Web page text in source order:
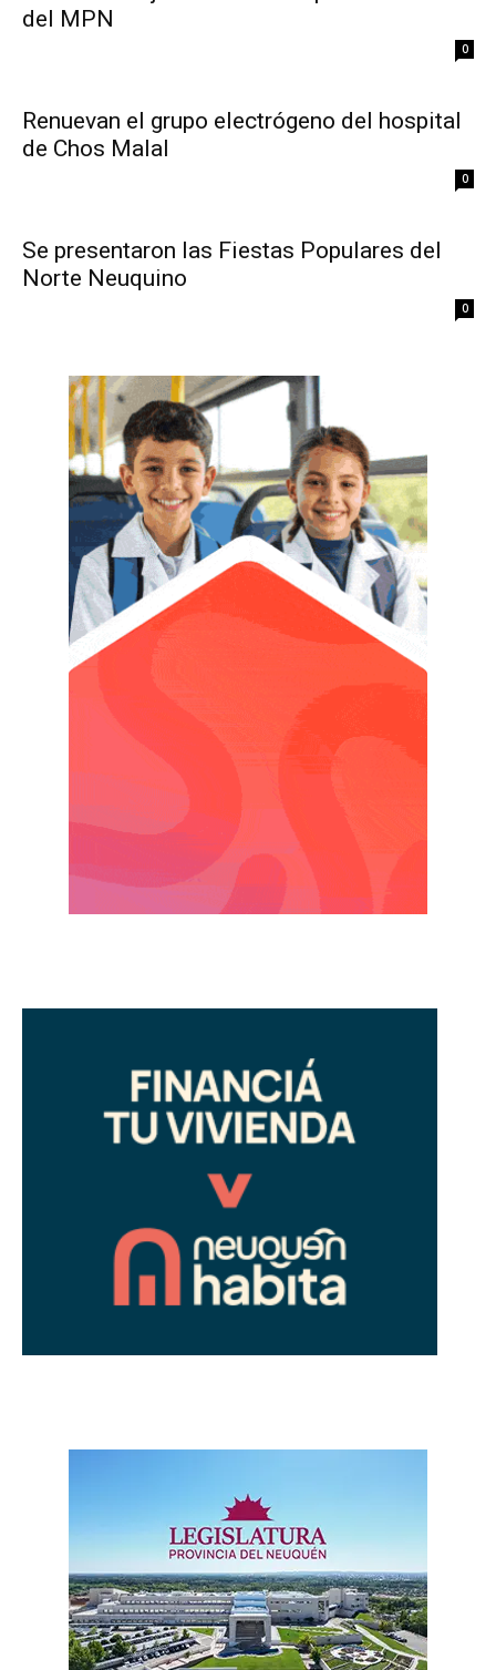
del MPN
0
Renuevan el grupo electrógeno del hospital
de Chos Malal
0
Se presentaron las Fiestas Populares del
Norte Neuquino
0